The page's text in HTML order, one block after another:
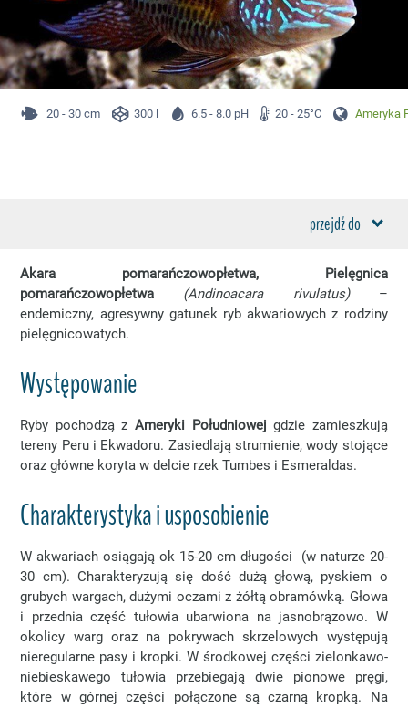
20 - 30 cm 300 l 6.5 - 8.0 pH 20 - 25°C Ameryka
przejdź do
Akara pomarańczowopłetwa, Pielęgnica
pomarańczowopłetwa
(Andinoacara rivulatus)–
endemiczny, agresywny gatunek ryb akwariowych z rodziny
pielęgnicowatych.
Występowanie
Ryby pochodzą z Ameryki Południowej gdzie zamieszkują
tereny Peru i Ekwadoru. Zasiedlają strumienie, wody stojące
oraz główne koryta w delcie rzek Tumbes i Esmeraldas.
Charakterystyka i usposobienie
W akwariach osiągają ok 15-20 cm długości (w naturze 20-
30 cm). Charakteryzują się dość dużą głową, pyskiem o
grubych wargach, dużymi oczami z żółtą obramówką. Głowa
i przednia część tułowia ubarwiona na jasnobrązowo. W
okolicy warg oraz na pokrywach skrzelowych występują
nieregularne pasy i kropki. W środkowej części zielonkawo-
niebieskawego tułowia przebiegają dwie pionowe pręgi,
które w górnej części połączone są czarną kropką. Na